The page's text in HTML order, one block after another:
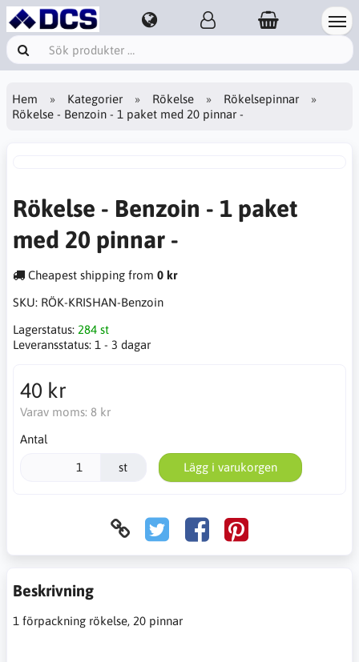
Hem Kategorier Rökelse
Rökelsepinnar
Rökelse - Benzoin - 1 paket med 20 pinnar -
Rökelse - Benzoin - 1 paket
med 20 pinnar -
Cheapest shipping from 0 kr
SKU: RÖK-KRISHAN-Benzoin
Lagerstatus: 284 st
Leveransstatus: 1 - 3 dagar
40 kr
Varav moms: 8 kr
Antal
st Lägg i varukorgen
Beskrivning
1 förpackning rökelse, 20 pinnar